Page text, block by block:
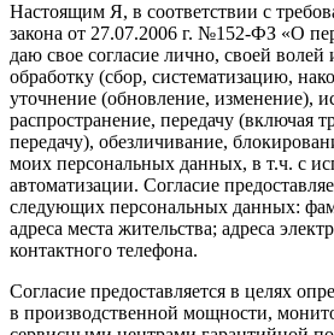
Настоящим Я, в соответствии с
закона от 27.07.2006 г. №152-ФЗ «О
даю свое согласие лично, своей волей
обработку (сбор, систематизацию,
уточнение (обновление, изменение),
распространение, передачу (включая
передачу), обезличивание,
моих персональных данных, в т.ч. с
автоматизации. Согласие
следующих персональных данных:
адреса места жительства; адреса
контактного телефона.
Согласие предоставляется в целях
в производственной мощности,